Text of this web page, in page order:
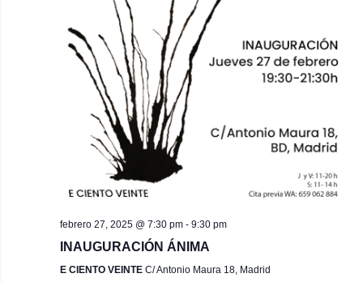
febrero 27, 2025 @ 7:30 pm- 9:30 pm
INAUGURACIÓN ÁNIMA
E CIENTO VEINTE C/ Antonio Maura 18, Madrid